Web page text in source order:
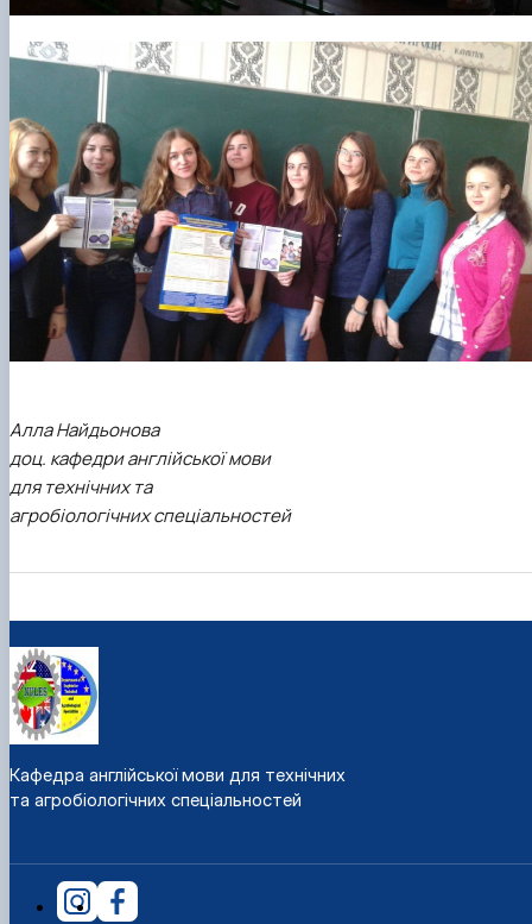
Алла Найдьонова
доц. кафедри англійської мови
для технічних та
агробіологічних спеціальностей
Кафедра англійської мови для технічних
та агробіологічних спеціальностей